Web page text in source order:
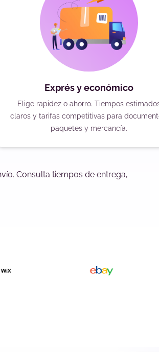
Exprés y económico
Elige rapidez o ahorro. Tiempos
claros y tarifas competitivas para
paquetes y mercancía.
Consulta tiempos de entrega,